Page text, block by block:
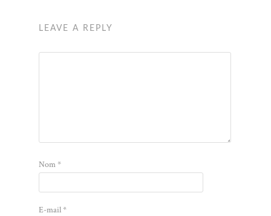
LEAVE A REPLY
Nom*
E-mail*